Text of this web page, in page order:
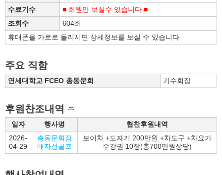
수료기수
■ 회원만 보실수 있습니다 ■
조회수
604회
휴대폰을 가로로 돌리시면 상세정보를 보실 수 있습니다
주요 직함
연세대학교 FCEO 총동문회 기수회장
후원찬조내역
일자 행사명
협찬후원내역
2026-
04-29
총동문회장
배자선골프
보이차 +도자기 200만원 +차도구 +차요가
수강권 10장(총700만원상당)